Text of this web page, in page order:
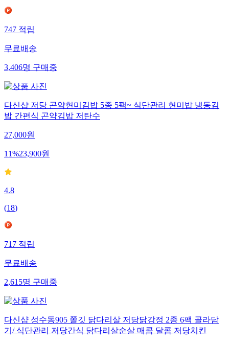
747적립
무료배송
3,406명구매중
다신샵 저당 곤약현미김밥 5종 5팩~ 식단관리 현미밥 냉동김
밥 간편식 곤약김밥 저탄수
27,000원
11%23,900원
4.8
(18)
717적립
무료배송
2,615명구매중
다신샵 성수동905 쫄깃 닭다리살 저당닭강정 2종 6팩 골라담
기/ 식단관리 저당간식 닭다리살순살 매콤 달콤 저당치킨